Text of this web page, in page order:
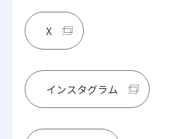
X
インスタグラム